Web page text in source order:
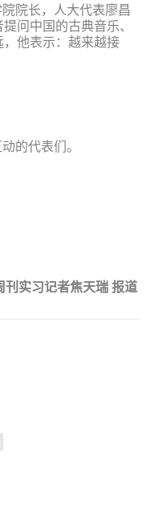
院长，人大代表廖昌
问中国的古典音乐、
，他表示：越来越接
的代表们。
刊实习记者焦天瑞 报道